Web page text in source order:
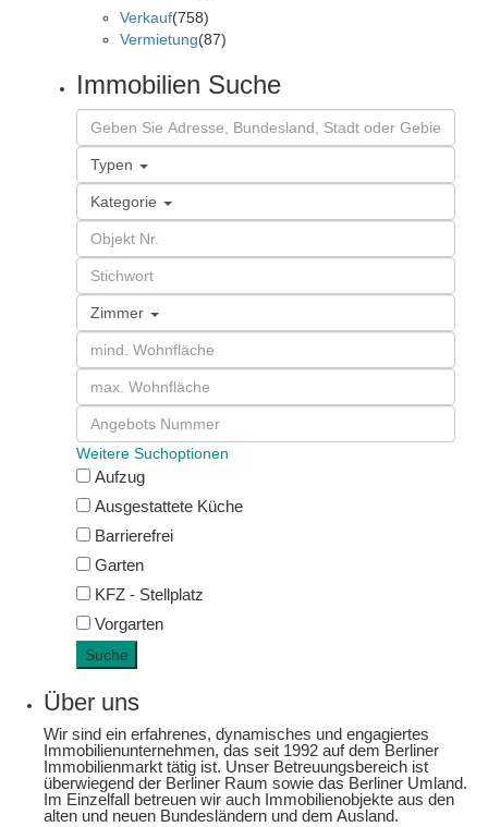
Verkauf(758)
Vermietung(87)
Immobilien Suche
Typen
Kategorie
Zimmer
Weitere Suchoptionen
Aufzug
Ausgestattete Küche
Barrierefrei
Garten
KFZ - Stellplatz
Vorgarten
Suche
Über uns
Wir sind ein erfahrenes, dynamisches und engagiertes
Immobilienunternehmen, das seit 1992 auf dem Berliner
Immobilienmarkt tätig ist. Unser Betreuungsbereich ist
überwiegend der Berliner Raum sowie das Berliner Umland.
Im Einzelfall betreuen wir auch Immobilienobjekte aus den
alten und neuen Bundesländern und dem Ausland.